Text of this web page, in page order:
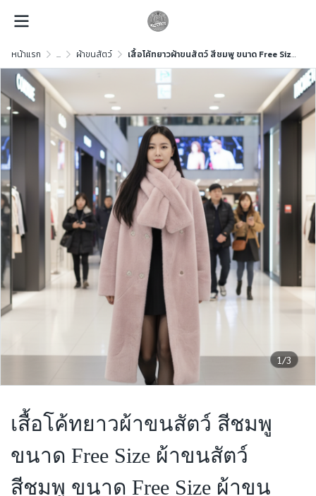
หน้าแรก ... ผ้าขนสัตว์ เสื้อโค้ทยาวผ้าขนสัตว์ สีชมพู ขนาด Free Size ผ้าขนสัตว์ สีชมพู ขนาด Free Size ผ้าขนสัตว์ สีชมพู ขนาด Free Size
1/3
เสื้อโค้ทยาวผ้าขนสัตว์ สีชมพู
ขนาด Free Size ผ้าขนสัตว์
สีชมพู ขนาด Free Size ผ้าขน